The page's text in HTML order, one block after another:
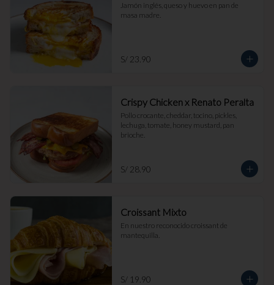
Jamón inglés, queso y huevo en pan de
masa madre.
S/ 23.90
Crispy Chicken x Renato Peralta
Pollo crocante, cheddar, tocino, pickles,
lechuga, tomate, honey mustard, pan
brioche.
S/ 28.90
Croissant Mixto
En nuestro reconocido croissant de
mantequilla.
S/ 19.90